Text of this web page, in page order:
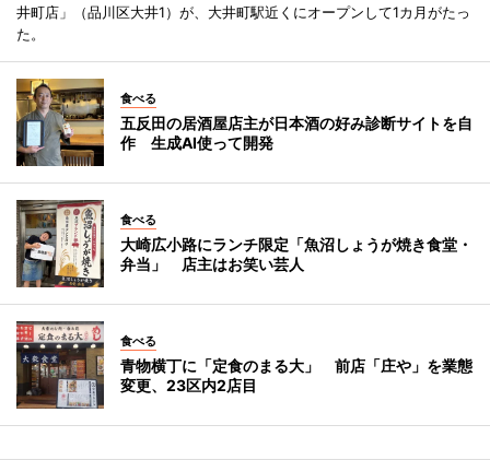
井町店」（品川区大井1）が、大井町駅近くにオープンして1カ月がたっ
た。
食べる
五反田の居酒屋店主が日本酒の好み診断サイトを自
作 生成AI使って開発
食べる
大崎広小路にランチ限定「魚沼しょうが焼き食堂・
弁当」 店主はお笑い芸人
食べる
青物横丁に「定食のまる大」 前店「庄や」を業態
変更、23区内2店目